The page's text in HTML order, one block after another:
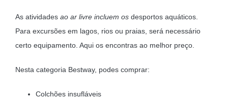
As atividades ao ar livre incluem os desportos aquáticos.
Para excursões em lagos, rios ou praias, será necessário
certo equipamento. Aqui os encontras ao melhor preço.
Nesta categoria Bestway, podes comprar:
Colchões insufláveis